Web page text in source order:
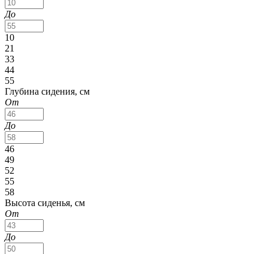
До
10
21
33
44
55
Глубина сидения, см
От
До
46
49
52
55
58
Высота сиденья, см
От
До